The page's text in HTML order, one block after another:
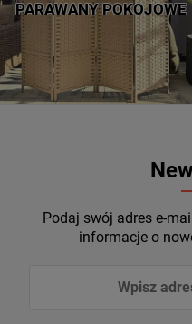
PARAWANY POKOJOWE
Podaj swój adres e-
informacje o